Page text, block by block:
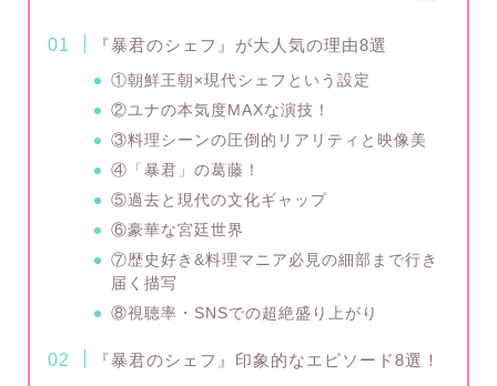
『暴君のシェフ』が大人気の理由8選
①朝鮮王朝×現代シェフという設定
②ユナの本気度MAXな演技！
③料理シーンの圧倒的リアリティと映像美
④「暴君」の葛藤！
⑤過去と現代の文化ギャップ
⑥豪華な宮廷世界
⑦歴史好き&料理マニア必見の細部まで行き
届く描写
⑧視聴率・SNSでの超絶盛り上がり
『暴君のシェフ』印象的なエピソード8選！